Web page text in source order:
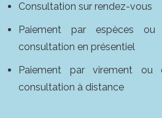
Consultation sur rendez-vous
Paiement par espèces
consultation en présentiel
Paiement par virement
consultation à distance